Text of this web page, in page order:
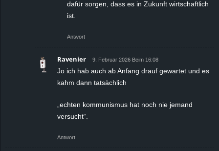
dafür sorgen, dass es in Zukunft wirtschaftlich
ist.
Antwort
Ravenier 9. Februar 2026 Beim 16:08
Jo ich hab auch ab Anfang drauf gewartet und es
kahm dann tatsächlich
„echten kommunismus hat noch nie jemand
versucht“.
Antwort